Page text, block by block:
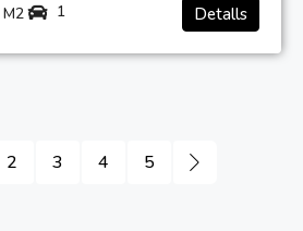
M2 1 Detalls
2 3 4 5